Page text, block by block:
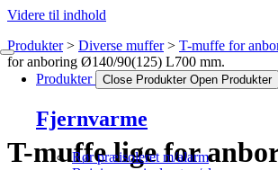
Videre til indhold
Produkter Close Produkter Open Produkter
Fjernvarme
Rør præisoleret m/alarm
Produkter Diverse muffer T-muffe for
for anboring Ø140/90(125) L700 mm.
T-muffe lige for